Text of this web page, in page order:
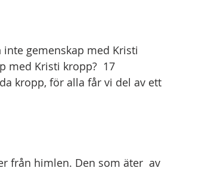
inte gemenskap med Kristi
med Kristi kropp?  17
kropp, för alla får vi del av ett
från himlen. Den som äter  av